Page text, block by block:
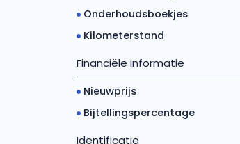
Onderhoudsboekjes
Kilometerstand
Financiële informatie
Nieuwprijs
Bijtellingspercentage
Identificatie